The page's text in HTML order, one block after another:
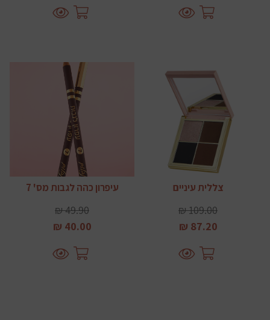
צללית עיניים
109.00 ₪
87.20 ₪
עיפרון כהה לגבות מס' 7
49.90 ₪
40.00 ₪